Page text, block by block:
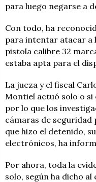
para luego negarse a
Con todo, ha
para intentar atacar a
pistola calibre 32
estaba apta para el
La jueza y el fiscal
Montiel actuó solo o
por lo que los
cámaras de
que hizo el detenido,
electrónicos, ha
Por ahora, toda la
solo, según ha dicho